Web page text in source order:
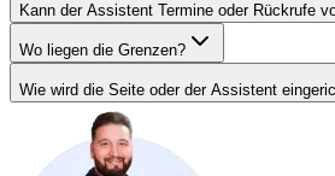
Kann der Assistent Termine oder Rückrufe
Wo liegen die Grenzen?
Wie wird die Seite oder der Assistent